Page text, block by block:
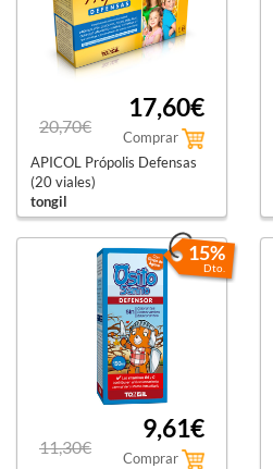
20,70€
17,60€
Comprar
APICOL Própolis Defensas
(20 viales)
tongil
15%
Dto.
11,30€
9,61€
Comprar